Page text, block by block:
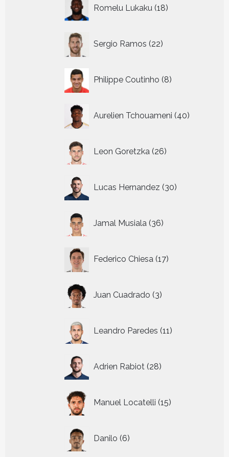
Romelu Lukaku 18
producten
Sergio Ramos 22
producten
Philippe Coutinho 8
producten
Aurelien Tchouameni 40
producten
Leon Goretzka 26
producten
Lucas Hernandez 30
producten
Jamal Musiala 36
producten
Federico Chiesa 17
producten
Juan Cuadrado 3
producten
Leandro Paredes 11
producten
Adrien Rabiot 28
producten
Manuel Locatelli 15
producten
Danilo 6
producten